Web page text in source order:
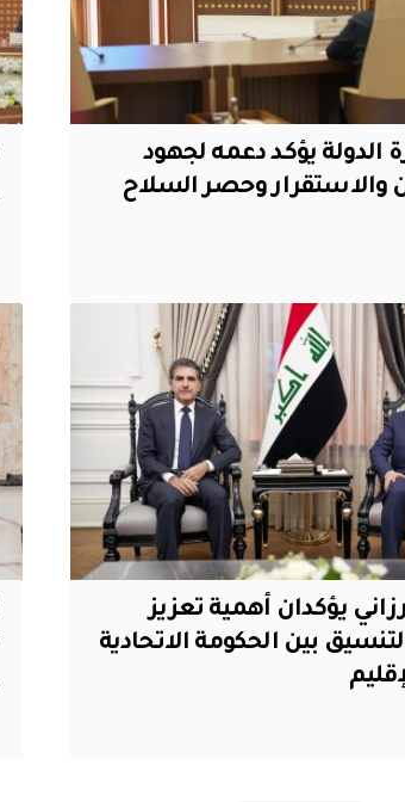
الدولة يؤكد دعمه لجهود
والاستقرار وحصر السلاح
يؤكدان أهمية تعزيز
بين الحكومة الاتحادية